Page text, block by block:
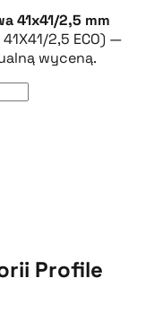
41x41/2,5 mm
41X41/2,5 ECO) —
wyceną.
Profile